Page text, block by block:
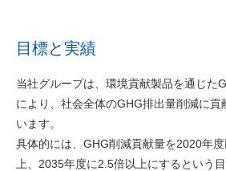
目標と実績
当社グループは、環境貢献製品を通じた
により、社会全体のGHG排出量削減に貢
います。
具体的には、GHG削減貢献量を2020年
上、2035年度に2.5倍以上にするという